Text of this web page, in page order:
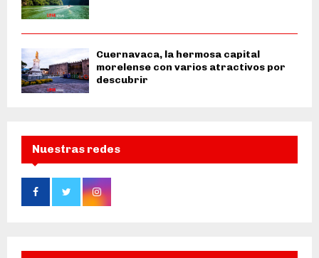
Cuernavaca, la hermosa capital
morelense con varios atractivos por
descubrir
Nuestras redes